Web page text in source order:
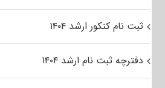
ثبت نام کنکور ارشد ۱۴۰۴
دفترچه ثبت نام ارشد ۱۴۰۴